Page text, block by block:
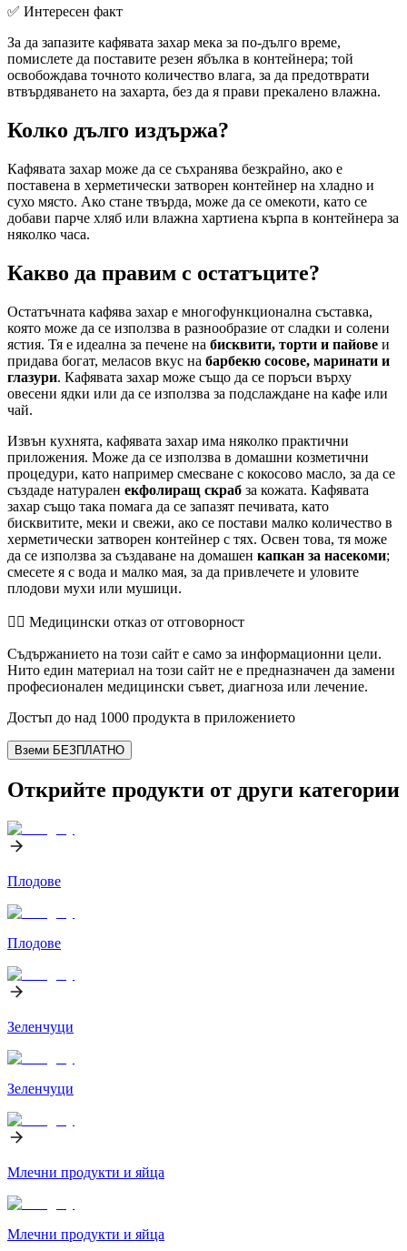
✅ Интересен факт
За да запазите кафявата захар мека за по-дълго време,
помислете да поставите резен ябълка в контейнера; той
освобождава точното количество влага, за да предотврати
втвърдяването на захарта, без да я прави прекалено влажна.
Колко дълго издържа?
Кафявата захар може да се съхранява безкрайно, ако е
поставена в херметически затворен контейнер на хладно и
сухо място. Ако стане твърда, може да се омекоти, като се
добави парче хляб или влажна хартиена кърпа в контейнера за
няколко часа.
Какво да правим с остатъците?
Остатъчната кафява захар е многофункционална съставка,
която може да се използва в разнообразие от сладки и солени
ястия. Тя е идеална за печене на бисквити, торти и пайове и
придава богат, меласов вкус на барбекю сосове, маринати и
глазури. Кафявата захар може също да се поръси върху
овесени ядки или да се използва за подслаждане на кафе или
чай.
Извън кухнята, кафявата захар има няколко практични
приложения. Може да се използва в домашни козметични
процедури, като например смесване с кокосово масло, за да се
създаде натурален екфолиращ скраб за кожата. Кафявата
захар също така помага да се запазят печивата, като
бисквитите, меки и свежи, ако се постави малко количество в
херметически затворен контейнер с тях. Освен това, тя може
да се използва за създаване на домашен капкан за насекоми;
смесете я с вода и малко мая, за да привлечете и уловите
плодови мухи или мушици.
👨‍⚕️️ Медицински отказ от отговорност
Съдържанието на този сайт е само за информационни цели.
Нито един материал на този сайт не е предназначен да замени
професионален медицински съвет, диагноза или лечение.
Достъп до над 1000 продукта в приложението
Вземи БЕЗПЛАТНО
Открийте продукти от други категории
Плодове
Плодове
Зеленчуци
Зеленчуци
Млечни продукти и яйца
Млечни продукти и яйца